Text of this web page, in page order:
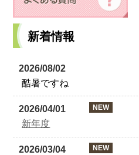
新着情報
2026/08/02
酷暑ですね
2026/04/01 NEW
新年度
2026/03/04 NEW